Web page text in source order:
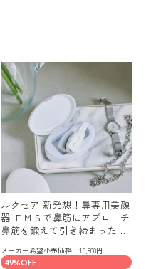
ルクセア 新発想！鼻専用美顔
器 ＥＭＳで鼻筋にアプローチ
鼻筋を鍛えて引き締まった 美
ーネスＰＲＯ
メーカー希望小売価格 15,800円
49%OFF